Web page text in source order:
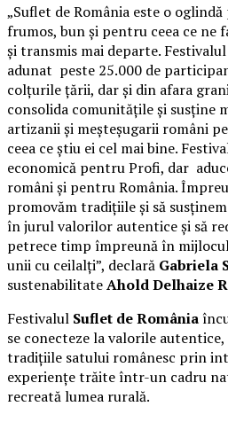
„Suflet de România este o
frumos, bun și pentru ceea ce ne
și transmis mai departe.
adunat peste 25.000 de
colțurile țării, dar și din afara
consolida comunitățile și susține
artizanii și meșteșugarii români
ceea ce știu ei cel mai bine.
economică pentru Profi, dar
români și pentru România.
promovăm tradițiile și să
în jurul valorilor autentice și să
petrece timp împreună în
unii cu ceilalți”, declară Gabriela
sustenabilitateAhold Delhaize
Festivalul Suflet de România
se conecteze la valorile
tradițiile satului românesc prin
experiențe trăite într-un cadru
recreată lumea rurală.